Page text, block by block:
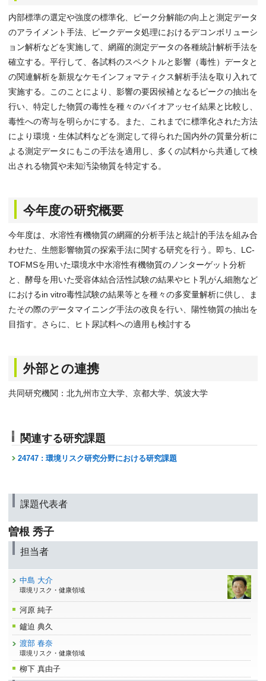
内部標準の選定や強度の標準化、ピーク分解能の向上と測定データ
のアライメント手法、ピークデータ処理におけるデコンボリューシ
ョン解析などを実施して、網羅的測定データの各種統計解析手法を
確立する。平行して、各試料のスペクトルと影響（毒性）データと
の関連解析を新規なケモインフォマティクス解析手法を取り入れて
実施する。このことにより、影響の要因候補となるピークの抽出を
行い、特定した物質の毒性を種々のバイオアッセイ結果と比較し、
毒性への寄与を明らかにする。また、これまでに標準化された方法
により環境・生体試料などを測定して得られた国内外の質量分析に
よる測定データにもこの手法を適用し、多くの試料から共通して検
出される物質や未知汚染物質を特定する。
今年度の研究概要
今年度は、水溶性有機物質の網羅的分析手法と統計的手法を組み合
わせた、生態影響物質の探索手法に関する研究を行う。即ち、LC-
TOFMSを用いた環境水中水溶性有機物質のノンターゲット分析
と、酵母を用いた受容体結合活性試験の結果やヒト乳がん細胞など
におけるin vitro毒性試験の結果等とを種々の多変量解析に供し、ま
たその際のデータマイニング手法の改良を行い、陽性物質の抽出を
目指す。さらに、ヒト尿試料への適用も検討する
外部との連携
共同研究機関：北九州市立大学、京都大学、筑波大学
関連する研究課題
24747 : 環境リスク研究分野における研究課題
課題代表者
曽根 秀子
担当者
中島 大介
環境リスク・健康領域
河原 純子
鑪迫 典久
渡部 春奈
環境リスク・健康領域
柳下 真由子